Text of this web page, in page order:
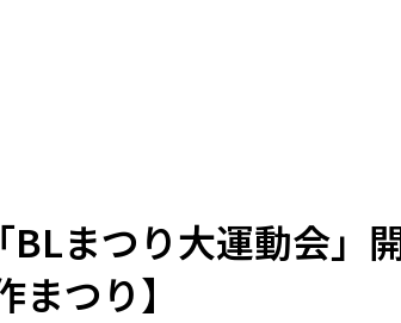
BLまつり大運動会」
つり】